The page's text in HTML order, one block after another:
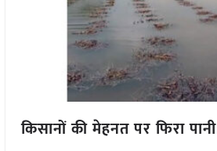
किसानों की मेहनत पर फिरा पानी